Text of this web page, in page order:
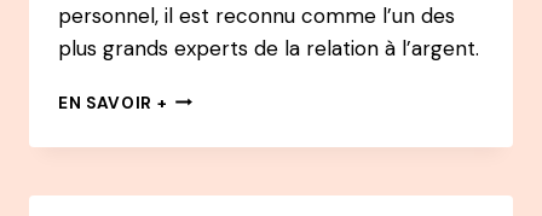
personnel, il est reconnu comme l’un des
plus grands experts de la relation à l’argent.
EN SAVOIR + 160
–
JUNOD